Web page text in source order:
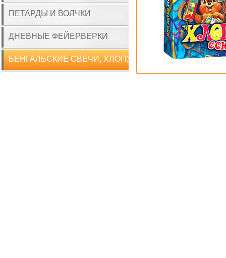
ПЕТАРДЫ И ВОЛЧКИ
ДНЕВНЫЕ ФЕЙЕРВЕРКИ
БЕНГАЛЬСКИЕ СВЕЧИ, ХЛОПУШКИ